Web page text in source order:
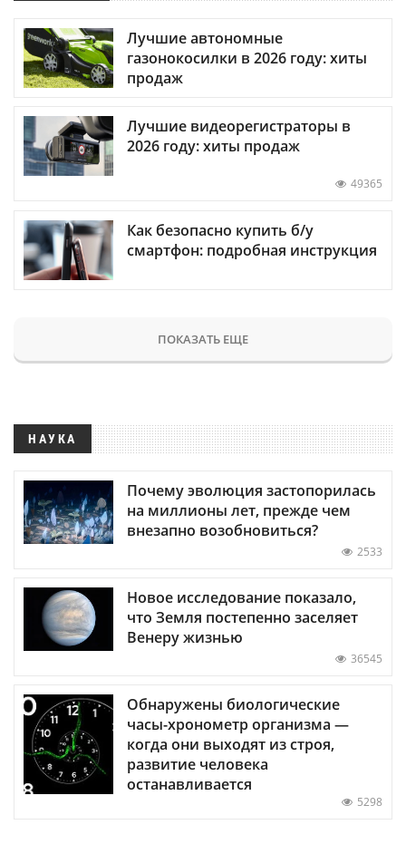
Лучшие автономные
газонокосилки в 2026 году: хиты
продаж
Лучшие видеорегистраторы в
2026 году: хиты продаж
49365
Как безопасно купить б/у
смартфон: подробная инструкция
ПОКАЗАТЬ ЕЩЕ
НАУКА
Почему эволюция застопорилась
на миллионы лет, прежде чем
внезапно возобновиться?
2533
Новое исследование показало,
что Земля постепенно заселяет
Венеру жизнью
36545
Обнаружены биологические
часы-хронометр организма —
когда они выходят из строя,
развитие человека
останавливается
5298